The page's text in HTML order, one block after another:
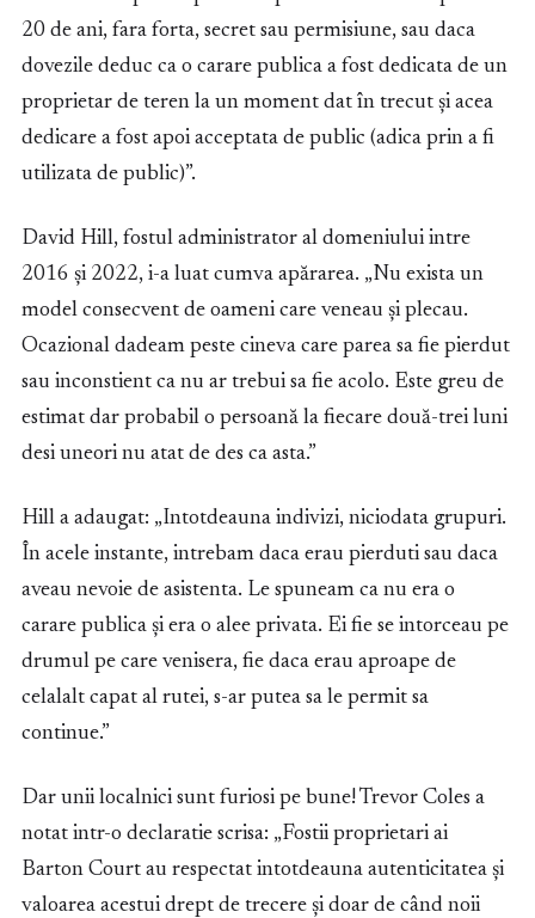
20 de ani, fara forta, secret sau permisiune, sau daca
dovezile deduc ca o carare publica a fost dedicata de un
proprietar de teren la un moment dat în trecut și acea
dedicare a fost apoi acceptata de public (adica prin a fi
utilizata de public)”.
David Hill, fostul administrator al domeniului intre
2016 și 2022, i-a luat cumva apărarea. „Nu exista un
model consecvent de oameni care veneau și plecau.
Ocazional dadeam peste cineva care parea sa fie pierdut
sau inconstient ca nu ar trebui sa fie acolo. Este greu de
estimat dar probabil o persoană la fiecare două-trei luni
desi uneori nu atat de des ca asta.”
Hill a adaugat: „Intotdeauna indivizi, niciodata grupuri.
În acele instante, intrebam daca erau pierduti sau daca
aveau nevoie de asistenta. Le spuneam ca nu era o
carare publica și era o alee privata. Ei fie se intorceau pe
drumul pe care venisera, fie daca erau aproape de
celalalt capat al rutei, s-ar putea sa le permit sa
continue.”
Dar unii localnici sunt furiosi pe bune! Trevor Coles a
notat intr-o declaratie scrisa: „Fostii proprietari ai
Barton Court au respectat intotdeauna autenticitatea și
valoarea acestui drept de trecere și doar de când noii